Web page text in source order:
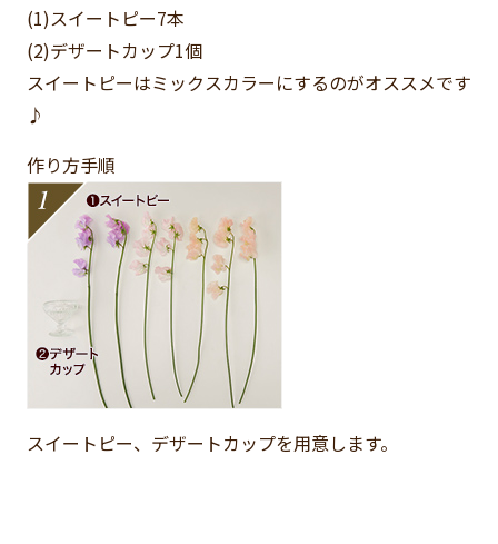
(1)スイートピー7本
(2)デザートカップ1個
スイートピーはミックスカラーにするのがオススメです
♪
作り方手順
スイートピー、デザートカップを用意します。